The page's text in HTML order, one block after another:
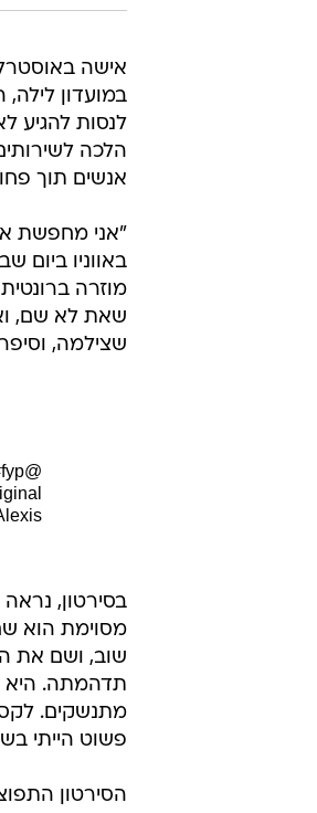
אישה
במועדון
לנסות להגיע
אנשים תוך פחות מ-24 שעות ול-1.3
מוזרה
שאת לא שם,
שצילמה,
@lex_not28
בסירטון,
מסוימת הוא
שוב, ושם את
תדהמתה. היא
מתנשקים.
פשוט הייתי
הסירטון